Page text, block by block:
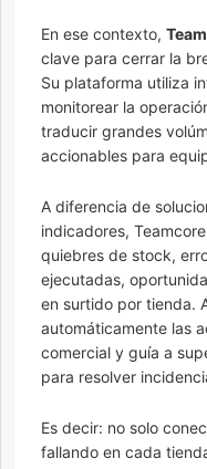
En ese contexto,
clave para cerrar la
Su plataforma utiliza
monitorear la
traducir grandes
accionables para
A diferencia de
indicadores,
quiebres de stock,
ejecutadas,
en surtido por tienda.
automáticamente las
comercial y guía a
para resolver
Es decir: no solo
fallando en cada